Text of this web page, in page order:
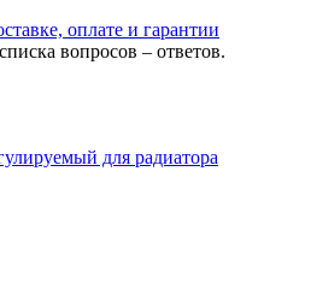
оплате и гарантии
вопросов – ответов.
для радиатора